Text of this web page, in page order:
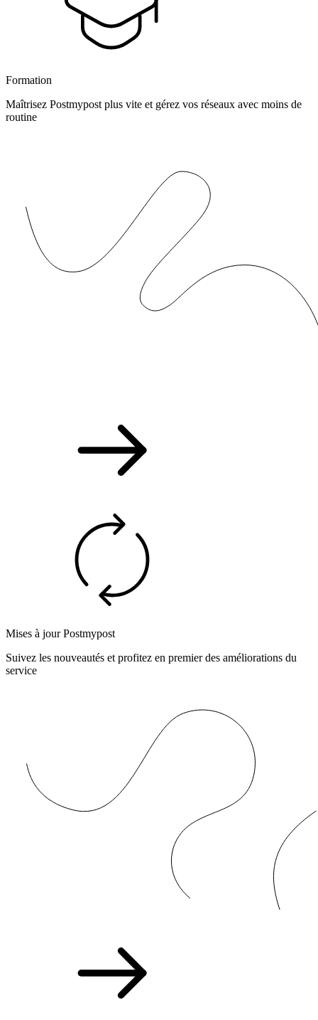
Formation
Maîtrisez Postmypost plus vite et gérez vos réseaux avec moins de
routine
Mises à jour Postmypost
Suivez les nouveautés et profitez en premier des améliorations du
service